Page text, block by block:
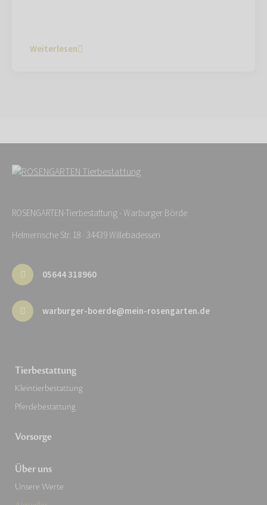
Weiterlesen
ROSENGARTEN-Tierbestattung - Warburger Börde
Helmernsche Str. 18 · 34439 Willebadessen
05644 318960
warburger-boerde@mein-rosengarten.de
Tierbestattung
Kleintierbestattung
Pferdebestattung
Vorsorge
Über uns
Unsere Werte